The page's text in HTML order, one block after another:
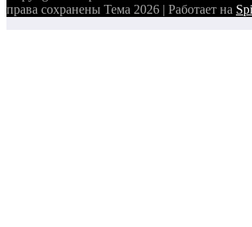
права сохранены Тема 2026 | Работает на